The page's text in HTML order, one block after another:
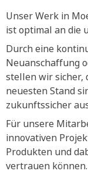
Unser Werk in
ist optimal an die
Durch eine
Neuanschaffung
stellen wir sicher,
neuesten Stand
zukunftssicher
Für unsere
innovativen
Produkten und
vertrauen können.